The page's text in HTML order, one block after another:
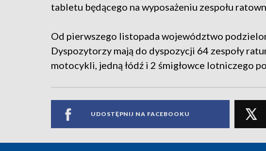
tabletu będącego na wyposażeniu zespołu
Od pierwszego listopada województwo
Dyspozytorzy mają do dyspozycji 64 zespoły
motocykli, jedną łódź i 2 śmigłowce lotniczego
UDOSTĘPNIJ NA FACEBOOKU